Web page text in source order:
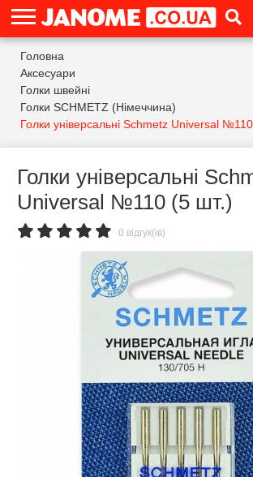
Головна
Аксесуари
Голки швейні
Голки SCHMETZ (Німеччина)
Голки універсальні Schmetz Universal
Голки універсальні
Universal №110 (5 шт.)
0 відгук(ів)